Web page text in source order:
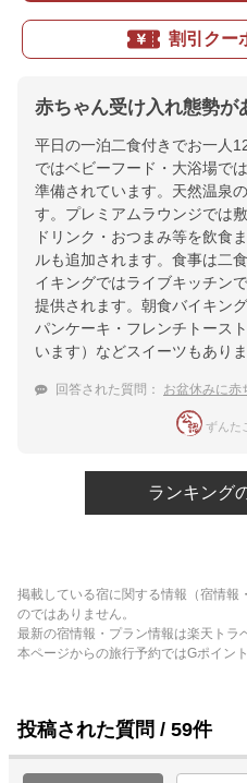
割引クー
赤ちゃん受け入れ態勢が
平日の一泊二食付きでお一人
ではベビーフード・大浴場で
準備されています。天然温泉
す。プレミアムラウンジでは
ドリンク・おつまみ等を飲食
ルも追加されます。食事は二
イキングではライブキッチン
提供されます。朝食バイキン
パンケーキ・フレンチトース
います）などスイーツもありま
回答された質問： お盆休みに赤
ずんた
ランキング
掲載している宿に関する情報（宿情報
のではありません。
最新の宿情報・プラン情報は楽天トラ
本ページからの旅行予約ではGポイン
投稿された質問 / 59件